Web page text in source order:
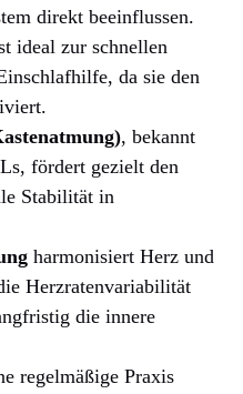
direkt beeinflussen.
ideal zur schnellen
da sie den
, bekannt
fördert gezielt den
Stabilität in
harmonisiert Herz und
Herzratenvariabilität
die innere
regelmäßige Praxis